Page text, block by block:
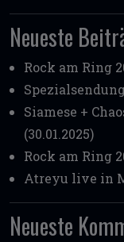
Neueste
Rock am Ring
Siamese +
(30.01.2025)
Rock am Ring
Atreyu live in
Neueste